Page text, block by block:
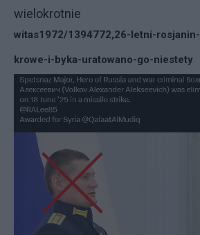
wielokrotnie
witas1972/1394772,26-letni-
krowe-i-byka-uratowano-go-niestety